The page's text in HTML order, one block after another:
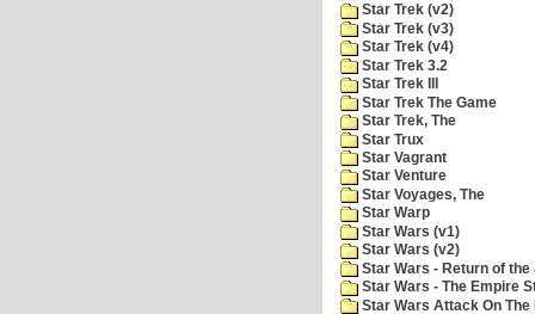
Star Trek (v2)
Star Trek (v3)
Star Trek (v4)
Star Trek 3.2
Star Trek III
Star Trek The Game
Star Trek, The
Star Trux
Star Vagrant
Star Venture
Star Voyages, The
Star Warp
Star Wars (v1)
Star Wars (v2)
Star Wars - Return of
Star Wars - The Empire
Star Wars Attack On The